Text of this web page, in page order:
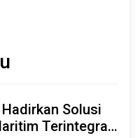
Solusi
Terintegrasi